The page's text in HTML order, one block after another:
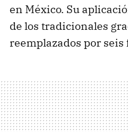
en México. Su
de los tradicionales
reemplazados por seis